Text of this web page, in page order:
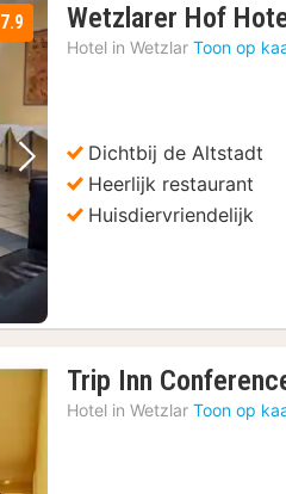
Volgende foto
7.9 Wetzlarer Hof
Hotel in Wetzlar Toon op
Dichtbij de Altstadt
Heerlijk restaurant
Huisdiervriendelijk
Trip Inn
Hotel in Wetzlar Toon op